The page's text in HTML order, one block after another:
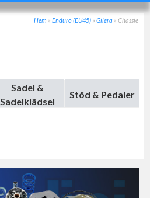
Hem » Enduro (EU45) » Gilera » Chassie
Sadel &
Sadelklädsel
Stöd & Pedaler